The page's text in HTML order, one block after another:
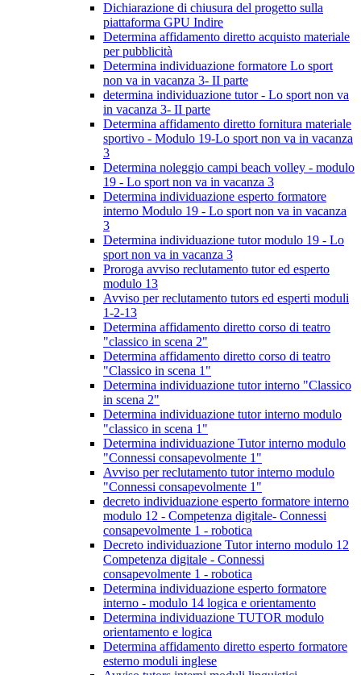
Dichiarazione di chiusura del progetto sulla
piattaforma GPU Indire
Determina affidamento diretto acquisto materiale
per pubblicità
Determina individuazione formatore Lo sport
non va in vacanza 3- II parte
determina individuazione tutor - Lo sport non va
in vacanza 3- II parte
Determina affidamento diretto fornitura materiale
sportivo - Modulo 19-Lo sport non va in vacanza
3
Determina noleggio campi beach volley - modulo
19 - Lo sport non va in vacanza 3
Determina individuazione esperto formatore
interno Modulo 19 - Lo sport non va in vacanza
3
Determina individuazione tutor modulo 19 - Lo
sport non va in vacanza 3
Proroga avviso reclutamento tutor ed esperto
modulo 13
Avviso per reclutamento tutors ed esperti moduli
1-2-13
Determina affidamento diretto corso di teatro
"classico in scena 2"
Determina affidamento diretto corso di teatro
"Classico in scena 1"
Determina individuazione tutor interno "Classico
in scena 2"
Determina individuazione tutor interno modulo
"classico in scena 1"
Determina individuazione Tutor interno modulo
"Connessi consapevolmente 1"
Avviso per reclutamento tutor interno modulo
"Connessi consapevolmente 1"
decreto individuazione esperto formatore interno
modulo 12 - Competenza digitale- Connessi
consapevolmente 1 - robotica
Decreto individuazione Tutor interno modulo 12
Competenza digitale - Connessi
consapevolmente 1 - robotica
Determina individuazione esperto formatore
interno - modulo 14 logica e orientamento
Determina individuazione TUTOR modulo
orientamento e logica
Determina affidamento diretto esperto formatore
esterno moduli inglese